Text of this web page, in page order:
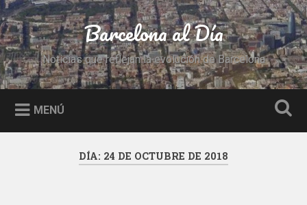
Saltar
al
contenido
Buscar Barcelona al Día
Noticias que reflejan la evolución de Barcelona
MENÚ
DÍA: 24 DE OCTUBRE DE 2018